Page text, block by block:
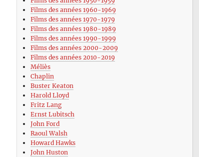
Films des années 1960-1969
Films des années 1970-1979
Films des années 1980-1989
Films des années 1990-1999
Films des années 2000-2009
Films des années 2010-2019
Méliès
Chaplin
Buster Keaton
Harold Lloyd
Fritz Lang
Ernst Lubitsch
John Ford
Raoul Walsh
Howard Hawks
John Huston